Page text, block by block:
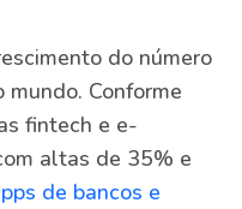
do número
Conforme
fintech e e-
altas de 35% e
de bancos e